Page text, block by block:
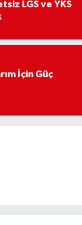
LGS ve YKS
İçin Güç